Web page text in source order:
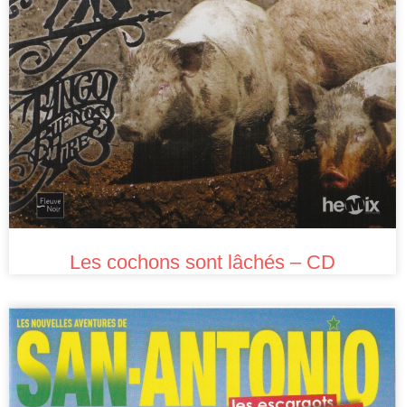
Les cochons sont lâchés – CD